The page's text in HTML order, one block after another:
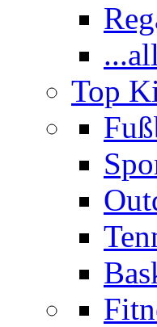
Top